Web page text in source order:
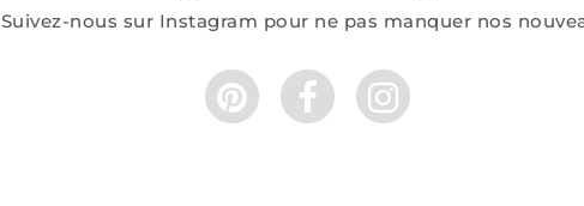
Suivez-nous sur Instagram pour ne pas manquer nos